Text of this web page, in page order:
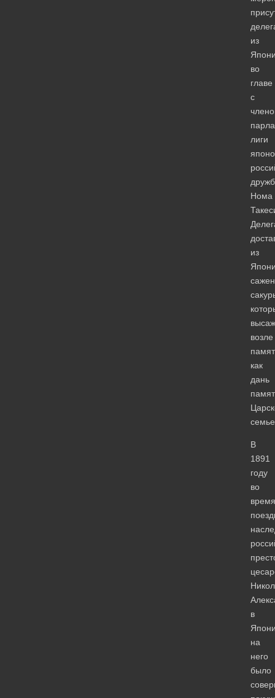
из
во
главе
с
лиги
Нома
из
возле
как
дань
В
1891
году
во
время
в
на
него
было